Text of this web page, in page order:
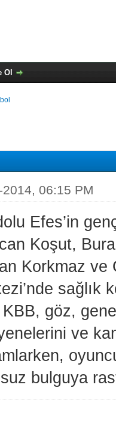
Ol
2014, 06:15 PM
Efes’in
Koşut,
Korkmaz ve
sağlık
göz,
ve
bulguya